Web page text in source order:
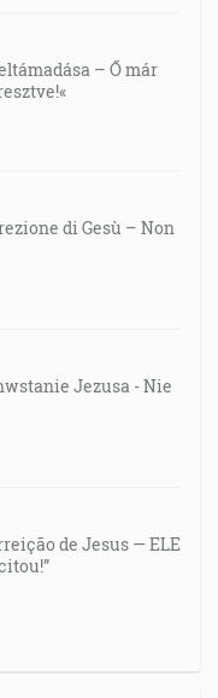
– Ő már
di Gesù – Non
Jezusa - Nie
de Jesus — ELE